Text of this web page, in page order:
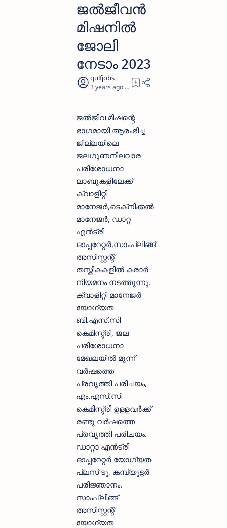
ജല്‍ജീവന്‍
മിഷനില്‍
ജോലി
നേടാം 2023
3 years ago 4
ജല്‍ജീവ മിഷന്റെ
ഭാഗമായി ആരംഭിച്ച
ജില്ലയിലെ
ജലഗുണനിലവാര
പരിശോധനാ
ലാബുകളിലേക്ക്
ക്വാളിറ്റി
മാനേജര്‍,ടെക്‌നിക്കല്‍
മാനേജര്‍, ഡാറ്റ
എന്‍ട്രി
ഓപ്പറേറ്റര്‍,സാംപ്ലിങ്ങ്
അസിസ്റ്റന്റ്
തസ്തികകളില്‍ കരാര്‍
നിയമനം നടത്തുന്നു.
ക്വാളിറ്റി മാനേജര്‍
യോഗ്യത
ബി.എസ്.സി
കെമിസ്ട്രി, ജല
പരിശോധനാ
മേഖലയില്‍ മൂന്ന്
വര്‍ഷത്തെ
പ്രവൃത്തി പരിചയം,
എം.എസ്.സി
കെമിസ്ട്രി ഉള്ളവര്‍ക്ക്
രണ്ടു വര്‍ഷത്തെ
പ്രവൃത്തി പരിചയം.
ഡാറ്റാ എന്‍ട്രി
ഓപ്പറേറ്റര്‍ യോഗ്യത
പ്ലസ് ടു, കമ്പ്യൂട്ടര്‍
പരിജ്ഞാനം.
സാംപ്ലിങ്ങ്
അസിസ്റ്റന്റ്
യോഗ്യത